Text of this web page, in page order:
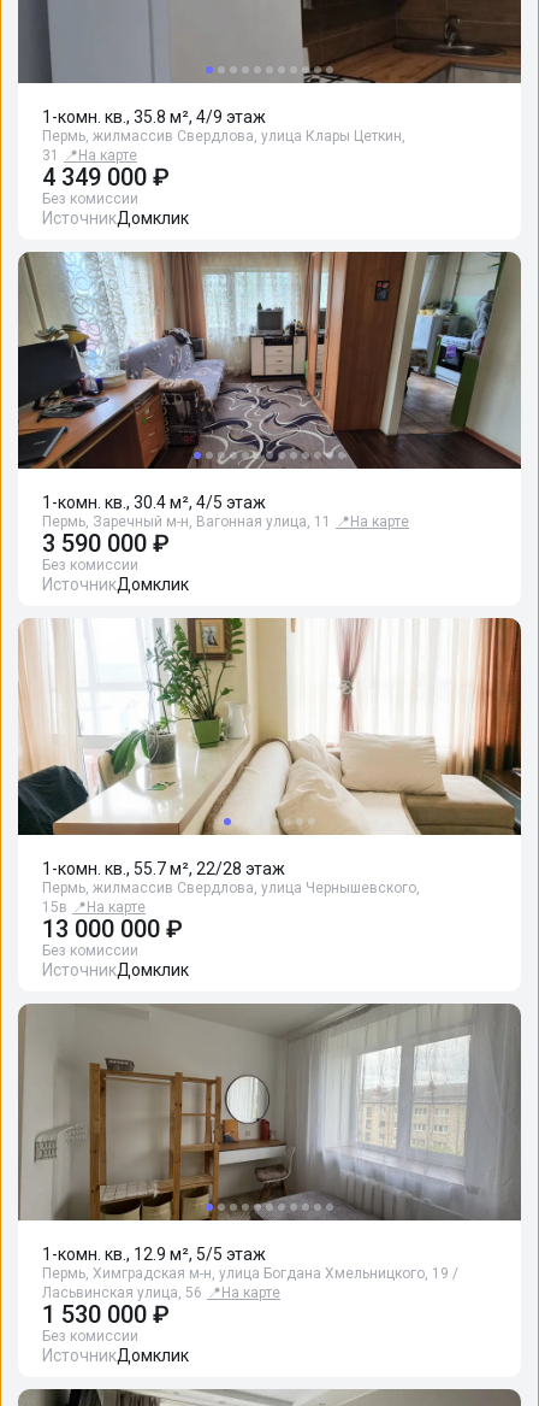
1-комн. кв., 35.8 м², 4/9 этаж
Пермь, жилмассив Свердлова, улица Клары Цеткин,
31
📍 На карте
4 349 000 ₽
Без комиссии
ИсточникДомклик
1-комн. кв., 30.4 м², 4/5 этаж
Пермь, Заречный м-н, Вагонная улица, 11 📍 На карте
3 590 000 ₽
Без комиссии
ИсточникДомклик
1-комн. кв., 55.7 м², 22/28 этаж
Пермь, жилмассив Свердлова, улица Чернышевского,
15в 📍 На карте
13 000 000 ₽
Без комиссии
ИсточникДомклик
1-комн. кв., 12.9 м², 5/5 этаж
Пермь, Химградская м-н, улица Богдана Хмельницкого, 19 /
Ласьвинская улица, 56 📍 На карте
1 530 000 ₽
Без комиссии
ИсточникДомклик